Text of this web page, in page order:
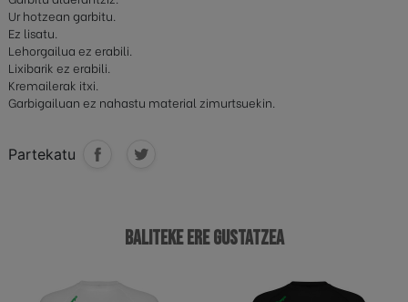
Ur hotzean garbitu.
Ez lisatu.
Lehorgailua ez erabili.
Lixibarik ez erabili.
Kremailerak itxi.
Garbigailuan ez nahastu material zimurtsuekin.
Partekatu
BALITEKE ERE GUSTATZEA